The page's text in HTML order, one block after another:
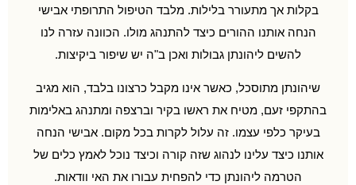
בקלות אך מתעורר בלילות. מלבד הטיפול התרופתי אבישי
הנחה אותנו ההורים כיצד להתנהג מולו. הכוונה עזרה לנו
להשים ליהונתן גבולות ואכן ב"ה יש שיפור ביקיצות.
שיהונתן מתוסכל, כאשר אינו מקבל כרצונו בלבד, הוא מגיב
בהתקפי זעם, מטיח את ראשו בקיר וברצפה ומתנהג באלימות
בעיקר כלפי עצמו. זה עלול לקרות בכל מקום. אבישי הנחה
אותנו כיצד עלינו לנהוג שזה קורה וכיצד נוכל לאמץ כלים של
הטרמה ליהונתן כדי להפחית עבורו את האי וודאות.